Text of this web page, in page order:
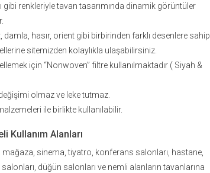
gibi renkleriyle tavan tasarımında dinamik görüntüler
damla, hasır, orient gibi birbirinden farklı desenlere sahip
sitemizden kolaylıkla ulaşabilirsiniz.
için “Nonwoven” filtre kullanılmaktadır ( Siyah &
olmaz ve leke tutmaz.
ile birlikte kullanılabilir.
Kullanım Alanları
sinema, tiyatro, konferans salonları, hastane,
düğün salonları ve nemli alanların tavanlarına